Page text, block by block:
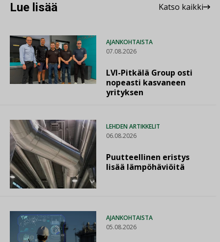
Lue lisää Katso kaikki
AJANKOHTAISTA
07.08.2026
LVI-Pitkälä Group osti
nopeasti kasvaneen
yrityksen
LEHDEN ARTIKKELIT
06.08.2026
Puutteellinen eristys
lisää lämpöhäviöitä
AJANKOHTAISTA
05.08.2026